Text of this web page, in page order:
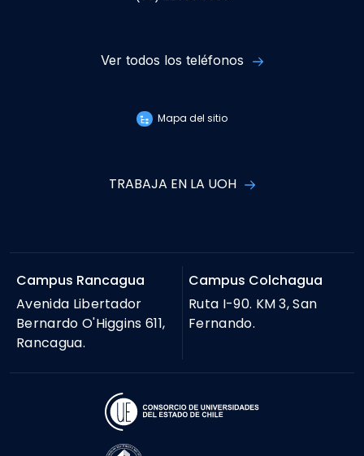
Ver todos los teléfonos
Mapa del sitio
TRABAJA EN LA UOH
Campus Rancagua
Avenida Libertador
Bernardo O'Higgins 611,
Rancagua.
Campus Colchagua
Ruta I-90. KM 3, San
Fernando.